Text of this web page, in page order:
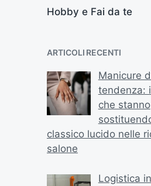
Hobby e Fai da te
ARTICOLI RECENTI
Manicure
tendenza:
che stanno
classico lucido nelle
salone
Logistica